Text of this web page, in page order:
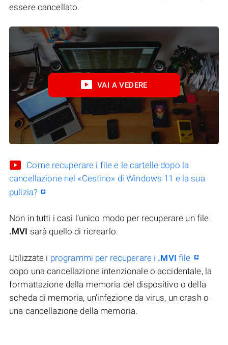
essere cancellato.
VAI A VEDERE
Come recuperare i file e le cartelle dopo la
cancellazione nel «Cestino» di Windows 11 e la sua
pulizia?
Non in tutti i casi l’unico modo per recuperare un file
.MVI sarà quello di ricrearlo.
Utilizzate i programmi per recuperare i .MVI file
dopo una cancellazione intenzionale o accidentale, la
formattazione della memoria del dispositivo o della
scheda di memoria, un’infezione da virus, un crash o
una cancellazione della memoria.